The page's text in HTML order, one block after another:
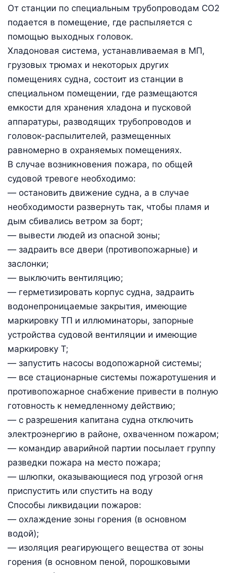
От станции по специальным трубопроводам СО2
подается в помещение, где распыляется с
помощью выходных головок.
Хладоновая система, устанавливаемая в МП,
грузовых трюмах и некоторых других
помещениях судна, состоит из станции в
специальном помещении, где размещаются
емкости для хранения хладона и пусковой
аппаратуры, разводящих трубопроводов и
головок-распылителей, размещенных
равномерно в охраняемых помещениях.
В случае возникновения пожара, по общей
судовой тревоге необходимо:
— остановить движение судна, а в случае
необходимости развернуть так, чтобы пламя и
дым сбивались ветром за борт;
— вывести людей из опасной зоны;
— задраить все двери (противопожарные) и
заслонки;
— выключить вентиляцию;
— герметизировать корпус судна, задраить
водонепроницаемые закрытия, имеющие
маркировку ТП и иллюминаторы, запорные
устройства судовой вентиляции и имеющие
маркировку Т;
— запустить насосы водопожарной системы;
— все стационарные системы пожаротушения и
противопожарное снабжение привести в полную
готовность к немедленному действию;
— с разрешения капитана судна отключить
электроэнергию в районе, охваченном пожаром;
— командир аварийной партии посылает группу
разведки пожара на место пожара;
— шлюпки, оказывающиеся под угрозой огня
приспустить или спустить на воду
Способы ликвидации пожаров:
— охлаждение зоны горения (в основном
водой);
— изоляция реагирующего вещества от зоны
горения (в основном пеной, порошковыми